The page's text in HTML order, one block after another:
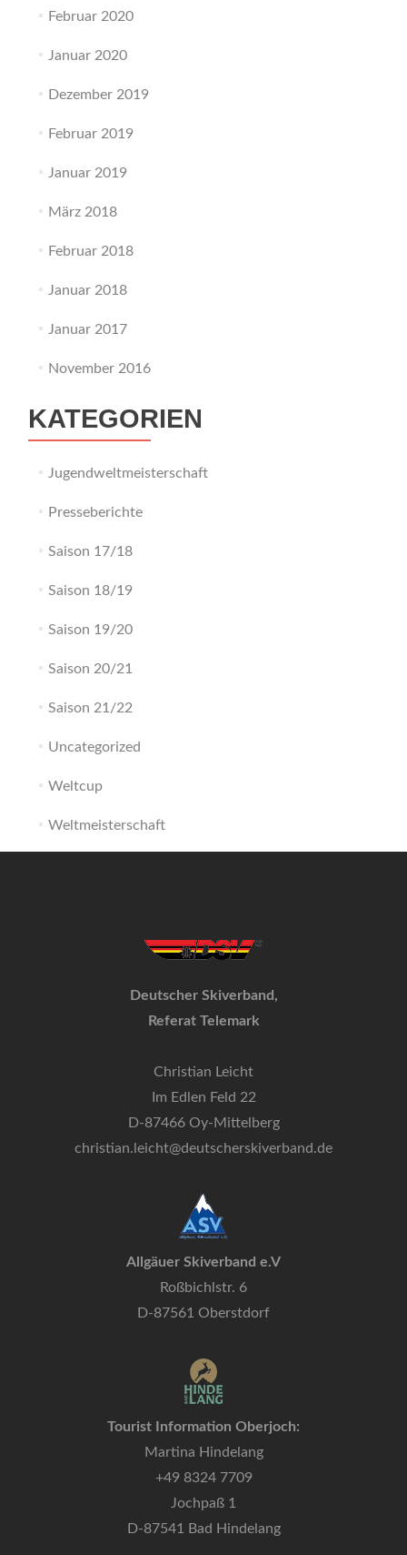
Februar 2020
Januar 2020
Dezember 2019
Februar 2019
Januar 2019
März 2018
Februar 2018
Januar 2018
Januar 2017
November 2016
KATEGORIEN
Jugendweltmeisterschaft
Presseberichte
Saison 17/18
Saison 18/19
Saison 19/20
Saison 20/21
Saison 21/22
Uncategorized
Weltcup
Weltmeisterschaft
Deutscher Skiverband,
Referat Telemark
Christian Leicht
Im Edlen Feld 22
D-87466 Oy-Mittelberg
christian.leicht@deutscherskiverband.de
Allgäuer Skiverband e.V
Roßbichlstr. 6
D-87561 Oberstdorf
Tourist Information Oberjoch:
Martina Hindelang
+49 8324 7709
Jochpaß 1
D-87541 Bad Hindelang